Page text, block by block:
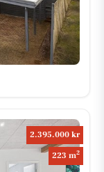
2.395.000 kr
223 m2